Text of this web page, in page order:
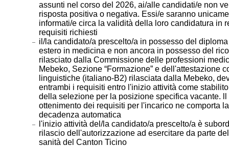
assunti nel corso del 2026, ai/alle candidati/e non
risposta positiva o negativa. Essi/e saranno
informati/e circa la validità della loro candidatura in
requisiti richiesti
il/la candidato/a prescelto/a in possesso del
estero in medicina e non ancora in possesso del
rilasciato dalla Commissione delle professioni
Mebeko, Sezione “Formazione” e dell'attestazione
linguistiche (italiano-B2) rilasciata dalla Mebeko,
entrambi i requisiti entro l'inizio attività come
della selezione per la posizione specifica vacante. ll
ottenimento dei requisiti per l'incarico ne comporta la
decadenza automatica
l'inizio attività del/la candidato/a prescelto/a è
rilascio dell'autorizzazione ad esercitare da parte
sanità del Canton Ticino